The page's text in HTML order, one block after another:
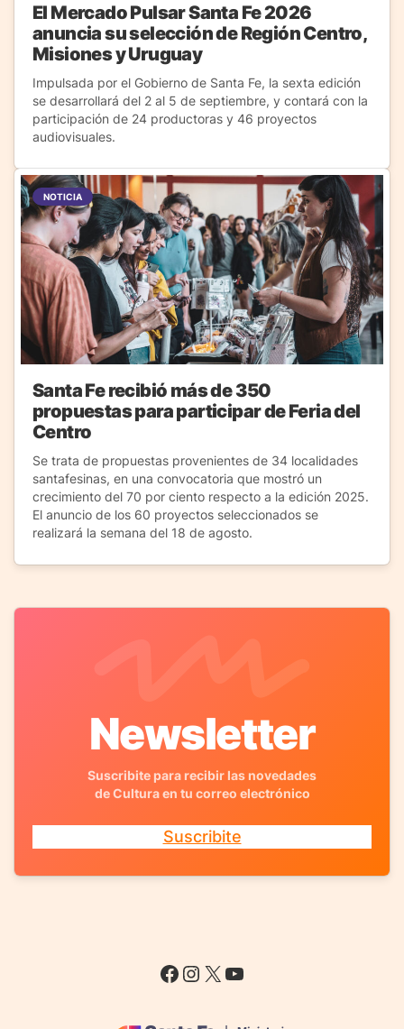
El Mercado Pulsar Santa Fe 2026
anuncia su selección de Región Centro,
Misiones y Uruguay
Impulsada por el Gobierno de Santa Fe, la sexta edición
se desarrollará del 2 al 5 de septiembre, y contará con la
participación de 24 productoras y 46 proyectos
audiovisuales.
NOTICIA
Santa Fe recibió más de 350
propuestas para participar de Feria del
Centro
Se trata de propuestas provenientes de 34 localidades
santafesinas, en una convocatoria que mostró un
crecimiento del 70 por ciento respecto a la edición 2025.
El anuncio de los 60 proyectos seleccionados se
realizará la semana del 18 de agosto.
Newsletter
Suscribite para recibir las novedades
de Cultura en tu correo electrónico
Suscribite
Facebook
Instagram
X YouTube